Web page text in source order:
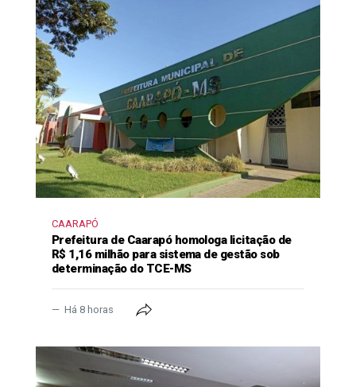
CAARAPÓ
Prefeitura de Caarapó homologa licitação de
R$ 1,16 milhão para sistema de gestão sob
determinação do TCE-MS
Há 8 horas